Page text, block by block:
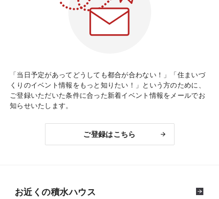
「当日予定があってどうしても都合が合わない！」「住まいづ
くりのイベント情報をもっと知りたい！」という方のために、
ご登録いただいた条件に合った新着イベント情報をメールでお
知らせいたします。
ご登録はこちら
お近くの積水ハウス